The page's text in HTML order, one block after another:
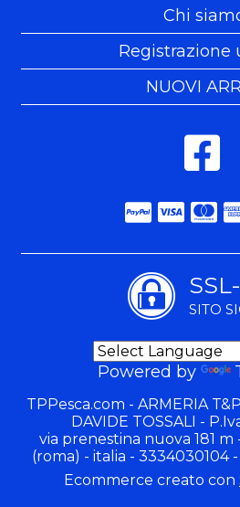
Chi
Registrazione
NUOVI
SITO
Powered by
TPPesca.com - ARMERIA
DAVIDE TOSSALI -
via prenestina nuova 181
(roma) - italia - 3334030104 -
Ecommerce creato con